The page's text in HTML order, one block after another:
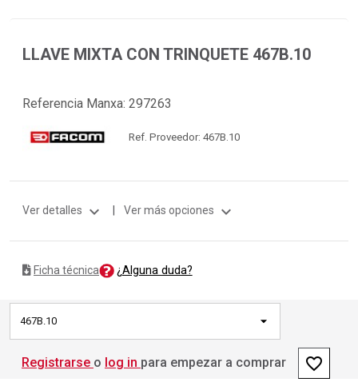
LLAVE MIXTA CON TRINQUETE 467B.10
Referencia Manxa: 297263
Ref. Proveedor: 467B.10
Ver detalles expand_more Ver más opciones expand_more
Ficha técnica ¿Alguna duda?
467B.10
Registrarse o log in para empezar a comprar favorite_border